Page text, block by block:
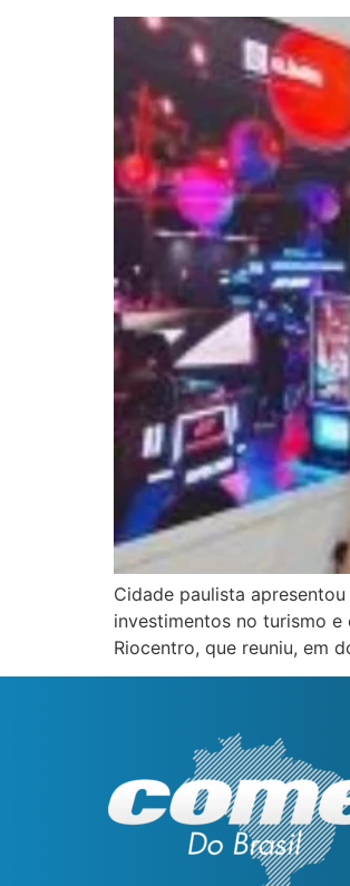
Cidade paulista
investimentos no turismo e
Riocentro, que reuniu, em